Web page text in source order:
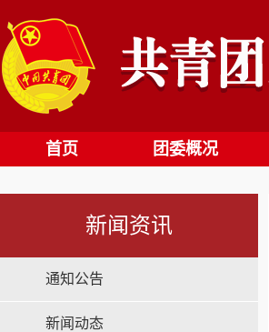
首页 团委概况
新闻资讯
通知公告
新闻动态